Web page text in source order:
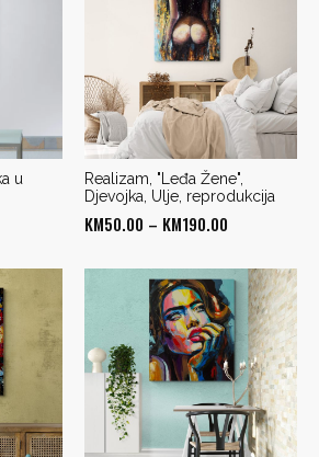
u
Realizam, "Leđa Žene",
Djevojka, Ulje, reprodukcija
KM50.00 – KM190.00
KM50.00
through
KM190.00